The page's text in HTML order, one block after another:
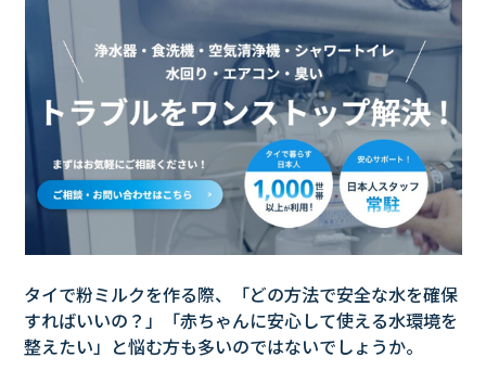
タイで粉ミルクを作る際、「どの方法で安全な水を確保
すればいいの？」「赤ちゃんに安心して使える水環境を
整えたい」と悩む方も多いのではないでしょうか。